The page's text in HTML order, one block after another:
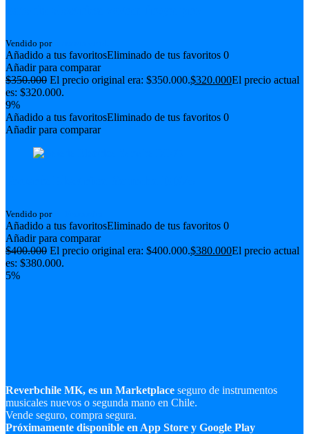
Vendido por
Añadido a tus favoritosEliminado de tus favoritos 0
Añadir para comparar
$350.000 El precio original era: $350.000.$320.000El precio actual
es: $320.000.
9%
Añadido a tus favoritosEliminado de tus favoritos 0
Añadir para comparar
Vendido por
Añadido a tus favoritosEliminado de tus favoritos 0
Añadir para comparar
$400.000 El precio original era: $400.000.$380.000El precio actual
es: $380.000.
5%
Reverbchile MK, es un Marketplace seguro de instrumentos
musicales nuevos o segunda mano en Chile.
Vende seguro, compra segura.
Próximamente disponible en App Store y Google Play